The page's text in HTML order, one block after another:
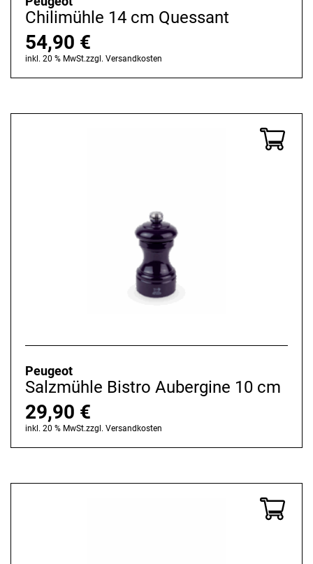
Chilimühle 14 cm Quessant
54,90 €
inkl. 20 % MwSt.zzgl. Versandkosten
Peugeot
Salzmühle Bistro Aubergine 10 cm
29,90 €
inkl. 20 % MwSt.zzgl. Versandkosten